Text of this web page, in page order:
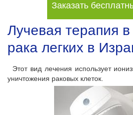
Заказать
Лучевая терапия
рака легких в
Этот вид лечения использует
уничтожения раковых клеток.